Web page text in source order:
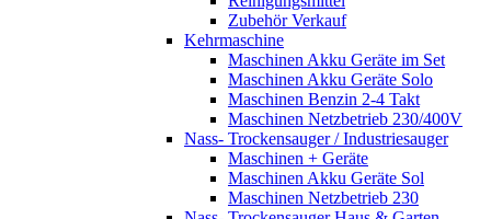
Zubehör Verkauf
Kehrmaschine
Maschinen Akku Geräte im Set
Maschinen Akku Geräte Solo
Maschinen Benzin 2-4 Takt
Maschinen Netzbetrieb 230/400V
Nass- Trockensauger / Industriesauger
Maschinen + Geräte
Maschinen Akku Geräte Sol
Maschinen Netzbetrieb 230